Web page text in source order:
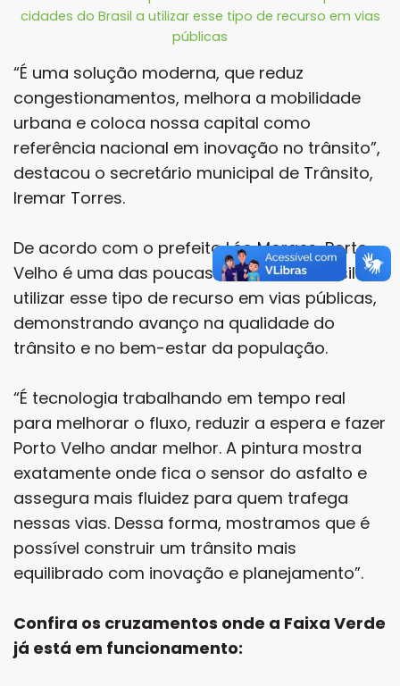
cidades do Brasil a utilizar esse tipo de recurso em vias
públicas
“É uma solução moderna, que reduz
congestionamentos, melhora a mobilidade
urbana e coloca nossa capital como
referência nacional em inovação no trânsito”,
destacou o secretário municipal de Trânsito,
Iremar Torres.
De acordo com o prefeito Léo Moraes, Porto
Velho é uma das poucas cidades do Brasil a
utilizar esse tipo de recurso em vias públicas,
demonstrando avanço na qualidade do
trânsito e no bem-estar da população.
“É tecnologia trabalhando em tempo real
para melhorar o fluxo, reduzir a espera e fazer
Porto Velho andar melhor. A pintura mostra
exatamente onde fica o sensor do asfalto e
assegura mais fluidez para quem trafega
nessas vias. Dessa forma, mostramos que é
possível construir um trânsito mais
equilibrado com inovação e planejamento”.
Confira os cruzamentos onde a Faixa Verde
já está em funcionamento: